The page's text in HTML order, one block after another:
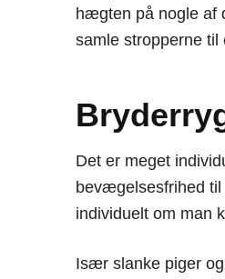
hægten på nogle af
samle stropperne til
Det er meget
bevægelsesfrihed til
individuelt om man
Især slanke piger